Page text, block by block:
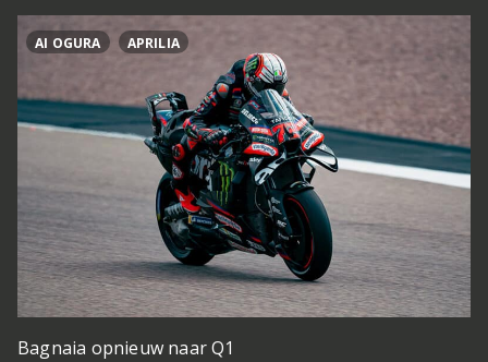
AI OGURA APRILIA
Bagnaia opnieuw naar Q1